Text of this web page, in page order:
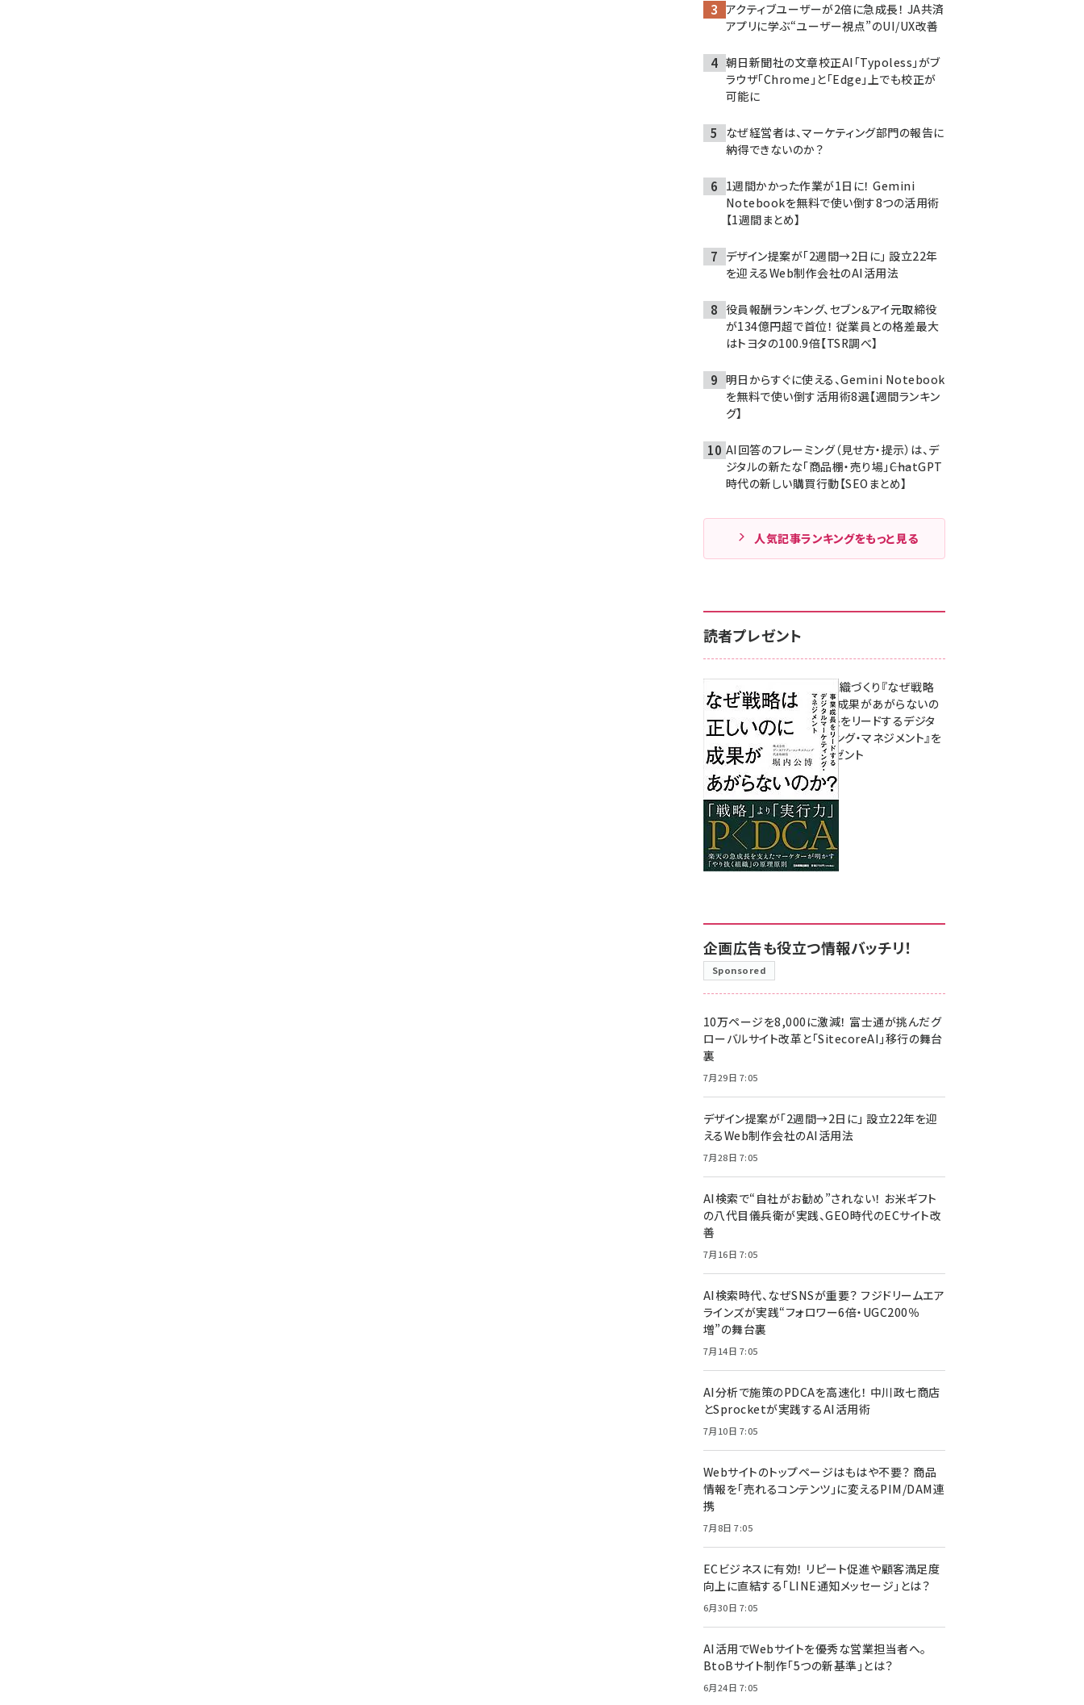
アクティブユーザーが2倍に急成長！ JA共済
アプリに学ぶ“ユーザー視点”のUI/UX改善
朝日新聞社の文章校正AI「Typoless」がブ
ラウザ「Chrome」と「Edge」上でも校正が
可能に
なぜ経営者は、マーケティング部門の報告に
納得できないのか？
1週間かかった作業が1日に！ Gemini
Notebookを無料で使い倒す8つの活用術
【1週間まとめ】
デザイン提案が「2週間→2日に」 設立22年
を迎えるWeb制作会社のAI活用法
役員報酬ランキング、セブン＆アイ元取締役
が134億円超で首位！ 従業員との格差最大
はトヨタの100.9倍【TSR調べ】
明日からすぐに使える、Gemini Notebook
を無料で使い倒す活用術8選【週間ランキン
グ】
AI回答のフレーミング（見せ方・提示）は、デ
ジタルの新たな「商品棚・売り場」――ChatGPT
時代の新しい購買行動【SEOまとめ】
人気記事ランキングをもっと見る
読者プレゼント
成果を生む組織づくり『なぜ戦略
は正しいのに成果があがらないの
か？ 事業成長をリードするデジタ
ルマーケティング・マネジメント』を
3名様にプレゼント
8月7日 10:00
企画広告も役立つ情報バッチリ！
Sponsored
10万ページを8,000に激減！ 富士通が挑んだグ
ローバルサイト改革と「SitecoreAI」移行の舞台
裏
7月29日 7:05
デザイン提案が「2週間→2日に」 設立22年を迎
えるWeb制作会社のAI活用法
7月28日 7:05
AI検索で“自社がお勧め”されない！ お米ギフト
の八代目儀兵衛が実践、GEO時代のECサイト改
善
7月16日 7:05
AI検索時代、なぜSNSが重要？ フジドリームエア
ラインズが実践“フォロワー6倍・UGC200％
増”の舞台裏
7月14日 7:05
AI分析で施策のPDCAを高速化！ 中川政七商店
とSprocketが実践するAI活用術
7月10日 7:05
Webサイトのトップページはもはや不要？ 商品
情報を「売れるコンテンツ」に変えるPIM/DAM連
携
7月8日 7:05
ECビジネスに有効！ リピート促進や顧客満足度
向上に直結する「LINE通知メッセージ」とは？
6月30日 7:05
AI活用でWebサイトを優秀な営業担当者へ。
BtoBサイト制作「5つの新基準」とは？
6月24日 7:05